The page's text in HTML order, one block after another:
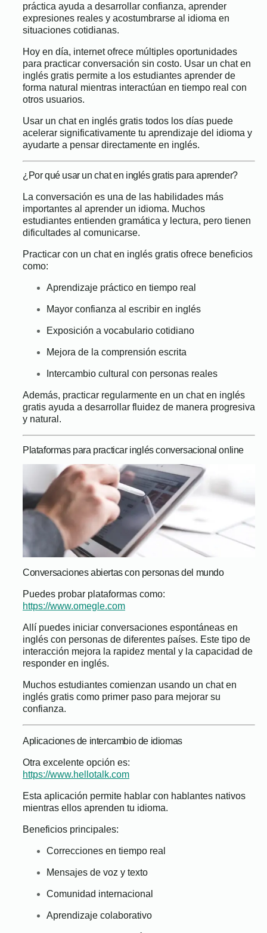
práctica ayuda a desarrollar confianza, aprender
expresiones reales y acostumbrarse al idioma en
situaciones cotidianas.
Hoy en día, internet ofrece múltiples oportunidades
para practicar conversación sin costo. Usar un chat en
inglés gratis permite a los estudiantes aprender de
forma natural mientras interactúan en tiempo real con
otros usuarios.
Usar un chat en inglés gratis todos los días puede
acelerar significativamente tu aprendizaje del idioma y
ayudarte a pensar directamente en inglés.
¿Por qué usar un chat en inglés gratis para aprender?
La conversación es una de las habilidades más
importantes al aprender un idioma. Muchos
estudiantes entienden gramática y lectura, pero tienen
dificultades al comunicarse.
Practicar con un chat en inglés gratis ofrece beneficios
como:
Aprendizaje práctico en tiempo real
Mayor confianza al escribir en inglés
Exposición a vocabulario cotidiano
Mejora de la comprensión escrita
Intercambio cultural con personas reales
Además, practicar regularmente en un chat en inglés
gratis ayuda a desarrollar fluidez de manera progresiva
y natural.
Plataformas para practicar inglés conversacional online
Conversaciones abiertas con personas del mundo
Puedes probar plataformas como:
https://www.omegle.com
Allí puedes iniciar conversaciones espontáneas en
inglés con personas de diferentes países. Este tipo de
interacción mejora la rapidez mental y la capacidad de
responder en inglés.
Muchos estudiantes comienzan usando un chat en
inglés gratis como primer paso para mejorar su
confianza.
Aplicaciones de intercambio de idiomas
Otra excelente opción es:
https://www.hellotalk.com
Esta aplicación permite hablar con hablantes nativos
mientras ellos aprenden tu idioma.
Beneficios principales:
Correcciones en tiempo real
Mensajes de voz y texto
Comunidad internacional
Aprendizaje colaborativo